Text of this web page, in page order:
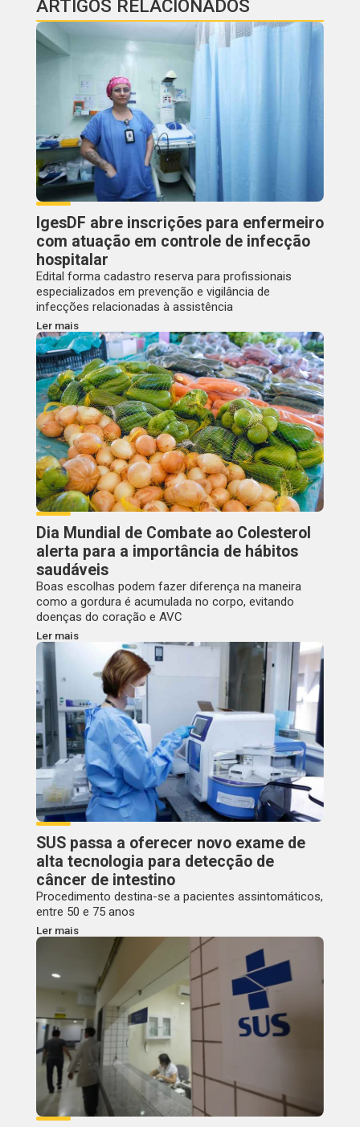
ARTIGOS RELACIONADOS
IgesDF abre inscrições para enfermeiro
com atuação em controle de infecção
hospitalar
Edital forma cadastro reserva para profissionais
especializados em prevenção e vigilância de
infecções relacionadas à assistência
Ler mais
Dia Mundial de Combate ao Colesterol
alerta para a importância de hábitos
saudáveis
Boas escolhas podem fazer diferença na maneira
como a gordura é acumulada no corpo, evitando
doenças do coração e AVC
Ler mais
SUS passa a oferecer novo exame de
alta tecnologia para detecção de
câncer de intestino
Procedimento destina-se a pacientes assintomáticos,
entre 50 e 75 anos
Ler mais